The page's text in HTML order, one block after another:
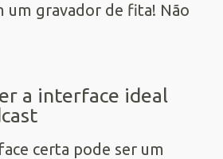
um gravador de fita! Não
a interface ideal
certa pode ser um